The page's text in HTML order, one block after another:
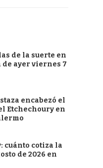
de la suerte en
ayer viernes 7
encabezó el
Etchechoury en
cuánto cotiza la
de 2026 en